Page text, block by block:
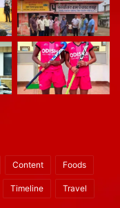
Content Foods
Timeline Travel